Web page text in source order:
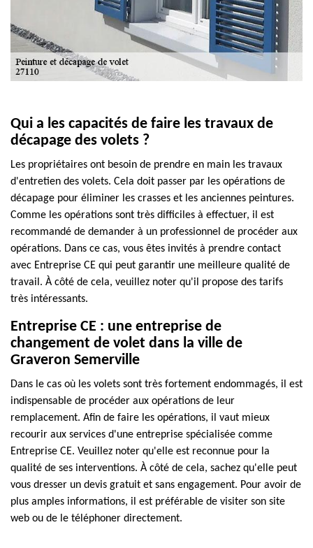
Qui a les capacités de faire les travaux de
décapage des volets ?
Les propriétaires ont besoin de prendre en main les travaux
d'entretien des volets. Cela doit passer par les opérations de
décapage pour éliminer les crasses et les anciennes peintures.
Comme les opérations sont très difficiles à effectuer, il est
recommandé de demander à un professionnel de procéder aux
opérations. Dans ce cas, vous êtes invités à prendre contact
avec Entreprise CE qui peut garantir une meilleure qualité de
travail. À côté de cela, veuillez noter qu'il propose des tarifs
très intéressants.
Entreprise CE : une entreprise de
changement de volet dans la ville de
Graveron Semerville
Dans le cas où les volets sont très fortement endommagés, il est
indispensable de procéder aux opérations de leur
remplacement. Afin de faire les opérations, il vaut mieux
recourir aux services d'une entreprise spécialisée comme
Entreprise CE. Veuillez noter qu'elle est reconnue pour la
qualité de ses interventions. À côté de cela, sachez qu'elle peut
vous dresser un devis gratuit et sans engagement. Pour avoir de
plus amples informations, il est préférable de visiter son site
web ou de le téléphoner directement.